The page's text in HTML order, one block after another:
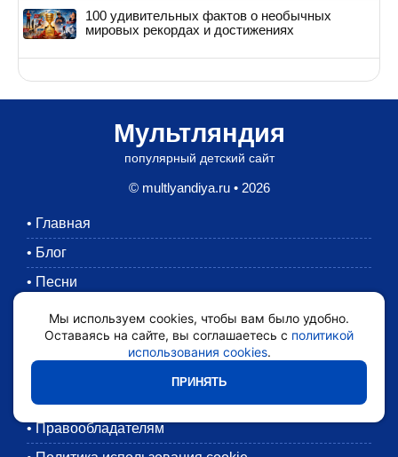
100 удивительных фактов о необычных
мировых рекордах и достижениях
Мультляндия
популярный детский сайт
© multlyandiya.ru • 2026
• Главная
• Блог
• Песни
Раскраски
Картинки
•
•
• Правообладателям
Мы используем cookies, чтобы вам было удобно.
Оставаясь на сайте, вы соглашаетесь с политикой
использования cookies.
ПРИНЯТЬ